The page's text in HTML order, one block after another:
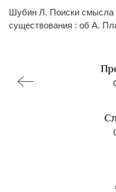
Шубин Л. Поиски смысла
существования : об А.